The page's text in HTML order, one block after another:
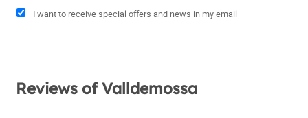
I want to receive special offers and news in my email
Reviews of Valldemossa